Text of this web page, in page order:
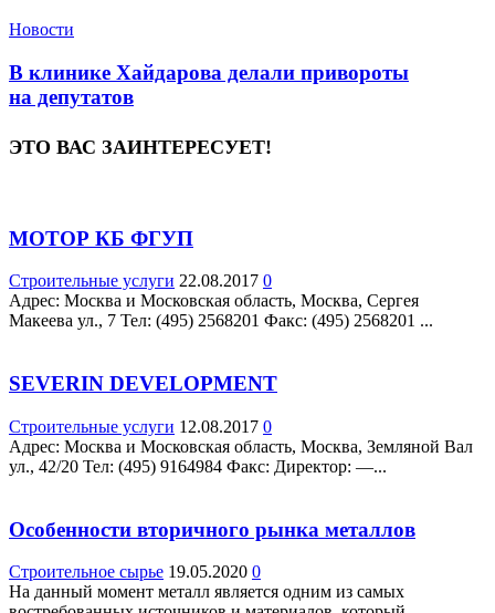
Новости
В клинике Хайдарова делали привороты
на депутатов
ЭТО ВАС ЗАИНТЕРЕСУЕТ!
МОТОР КБ ФГУП
Строительные услуги 22.08.2017 0
Адрес: Москва и Московская область, Москва, Сергея
Макеева ул., 7 Teл: (495) 2568201 Факс: (495) 2568201 ...
SEVERIN DEVELOPMENT
Строительные услуги 12.08.2017 0
Адрес: Москва и Московская область, Москва, Земляной Вал
ул., 42/20 Teл: (495) 9164984 Факс: Директор: —...
Особенности вторичного рынка металлов
Строительное сырье 19.05.2020 0
На данный момент металл является одним из самых